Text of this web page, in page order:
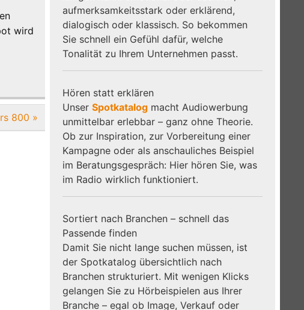
wird
800 »
aufmerksamkeitsstark oder erklärend,
dialogisch oder klassisch. So bekommen
Sie schnell ein Gefühl dafür, welche
Tonalität zu Ihrem Unternehmen passt.
Hören statt erklären
UnserSpotkatalog macht Audiowerbung
unmittelbar erlebbar – ganz ohne Theorie.
Ob zur Inspiration, zur Vorbereitung einer
Kampagne oder als anschauliches Beispiel
im Beratungsgespräch: Hier hören Sie, was
im Radio wirklich funktioniert.
Sortiert nach Branchen – schnell das
Passende finden
Damit Sie nicht lange suchen müssen, ist
der Spotkatalog übersichtlich nach
Branchen strukturiert. Mit wenigen Klicks
gelangen Sie zu Hörbeispielen aus Ihrer
Branche – egal ob Image, Verkauf oder